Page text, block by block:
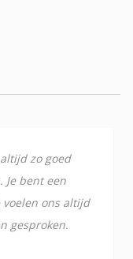
zo goed
Je bent een
ons altijd
gesproken.